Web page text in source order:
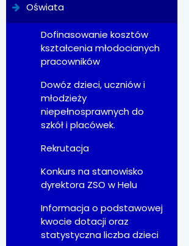
Oświata
Dofinasowanie kosztów
kształcenia młodocianych
pracowników
Dowóz dzieci, uczniów i
młodzieży
niepełnosprawnych do
szkół i placówek.
Rekrutacja
Konkurs na stanowisko
dyrektora ZSO w Helu
Informacja o podstawowej
kwocie dotacji oraz
statystyczna liczba dzieci